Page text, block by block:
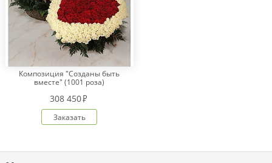
Композиция "Созданы быть
вместе" (1001 роза)
308 450
Заказать